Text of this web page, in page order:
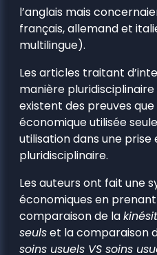
l’anglais mais
français, allemand et
multilingue).
Les articles traitant
manière pluridisciplinaire
existent des preuves
économique utilisée
utilisation dans une prise
pluridisciplinaire.
Les auteurs ont fait une
économiques en
comparaison de la
seulset la comparaison
soins usuels VS soins